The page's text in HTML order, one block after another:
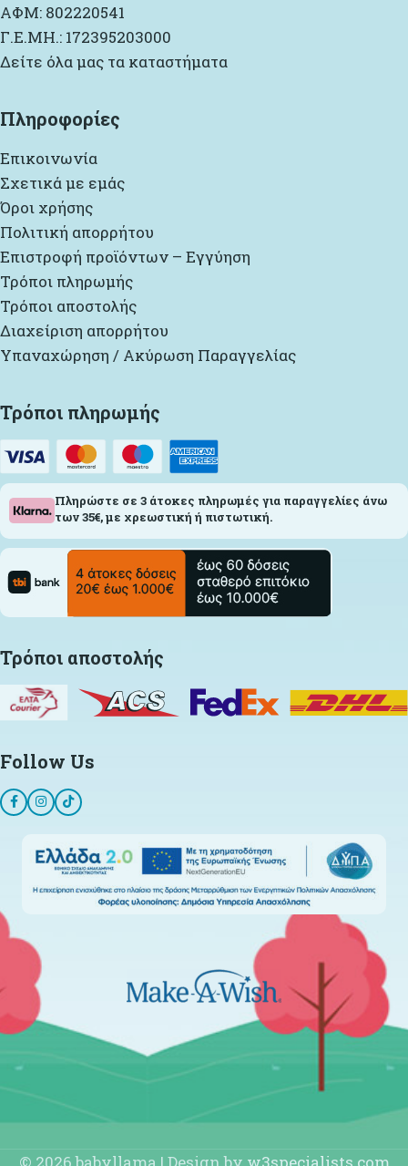
ΑΦΜ: 802220541
Γ.Ε.ΜΗ.: 172395203000
Δείτε όλα μας τα καταστήματα
Πληροφορίες
Επικοινωνία
Σχετικά με εμάς
Όροι χρήσης
Πολιτική απορρήτου
Επιστροφή προϊόντων – Εγγύηση
Τρόποι πληρωμής
Τρόποι αποστολής
Διαχείριση απορρήτου
Υπαναχώρηση / Ακύρωση Παραγγελίας
Τρόποι πληρωμής
Πληρώστε σε 3 άτοκες πληρωμές για παραγγελίες άνω
των 35€, με χρεωστική ή πιστωτική.
Τρόποι αποστολής
Follow Us
© 2026 babyllama | Design by w3specialists.com